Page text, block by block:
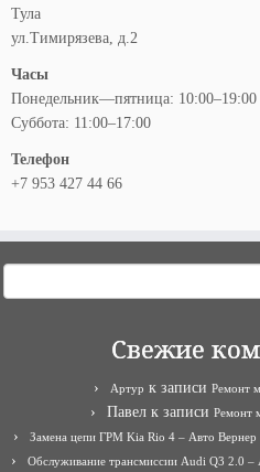
Тула
ул.Тимирязева, д.2
Часы
Понедельник—пятница: 10:00–19:00
Суббота: 11:00–17:00
Телефон
+7 953 427 44 66
Свежие
Артур к записи Ремонт
Павел к записи Ремонт
Замена цепи ГРМ Kia Rio 4 – Авто Вернер
Обслуживание трансмиссии Audi Q3 2.0 –